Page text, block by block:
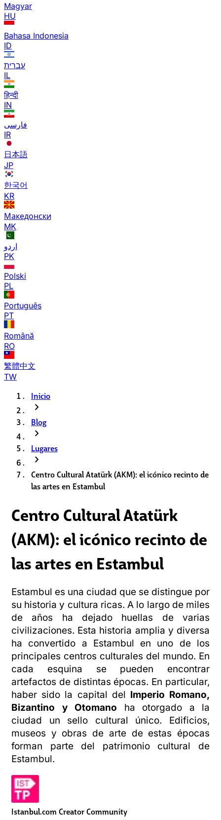
Magyar
HU
Bahasa Indonesia
ID
עברית
IL
हिन्दी
IN
فارسی
IR
日本語
JP
한국어
KR
Македонски
MK
اردو
PK
Polski
PL
Português
PT
Română
RO
繁體中文
TW
Inicio
chevron_right
Blog
chevron_right
Lugares
chevron_right
Centro Cultural Atatürk (AKM): el icónico recinto de
las artes en Estambul
Centro Cultural Atatürk
(AKM): el icónico recinto de
las artes en Estambul
Estambul es una ciudad que se distingue por
su historia y cultura ricas. A lo largo de miles
de años ha dejado huellas de varias
civilizaciones. Esta historia amplia y diversa
ha convertido a Estambul en uno de los
principales centros culturales del mundo. En
cada esquina se pueden encontrar
artefactos de distintas épocas. En particular,
haber sido la capital del Imperio Romano,
Bizantino y Otomano ha otorgado a la
ciudad un sello cultural único. Edificios,
museos y obras de arte de estas épocas
forman parte del patrimonio cultural de
Estambul.
Istanbul.com Creator Community